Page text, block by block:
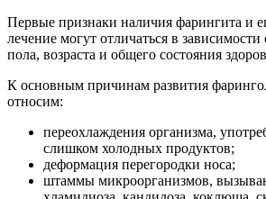
Первые признаки наличия фарингита и
лечение могут отличаться в
пола, возраста и общего состояния
К основным причинам развития
относим:
переохлаждения организма,
слишком холодных продуктов;
деформация перегородки носа;
штаммы микроорганизмов,